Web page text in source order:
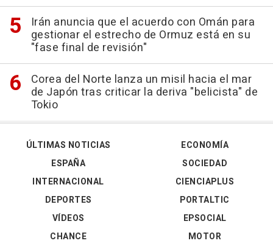
Irán anuncia que el acuerdo con Omán para
gestionar el estrecho de Ormuz está en su
"fase final de revisión"
Corea del Norte lanza un misil hacia el mar
de Japón tras criticar la deriva "belicista" de
Tokio
ÚLTIMAS NOTICIAS
ESPAÑA
INTERNACIONAL
DEPORTES
VÍDEOS
ECONOMÍA
SOCIEDAD
CIENCIAPLUS
PORTALTIC
EPSOCIAL
CHANCE
MOTOR